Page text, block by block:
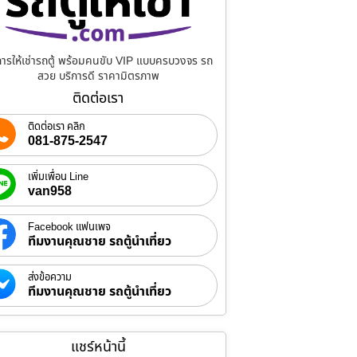
รให้เช่ารถตู้ พร้อมคนขับ VIP แบบครบวงจร รถ
สวย บริการดี ราคามิตรภาพ
ติดต่อเรา
ติดต่อเรา คลิก
081-875-2547
เพิ่มเพื่อน Line
van958
Facebook แฟนเพจ
ทีมงานคุณชาย รถตู้นำเที่ยว
ส่งข้อความ
ทีมงานคุณชาย รถตู้นำเที่ยว
แชร์หน้านี้